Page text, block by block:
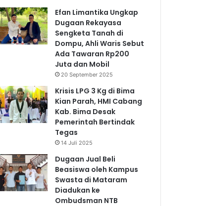
Efan Limantika Ungkap
Dugaan Rekayasa
Sengketa Tanah di
Dompu, Ahli Waris Sebut
Ada Tawaran Rp200
Juta dan Mobil
20 September 2025
Krisis LPG 3 Kg di Bima
Kian Parah, HMI Cabang
Kab. Bima Desak
Pemerintah Bertindak
Tegas
14 Juli 2025
Dugaan Jual Beli
Beasiswa oleh Kampus
Swasta di Mataram
Diadukan ke
Ombudsman NTB